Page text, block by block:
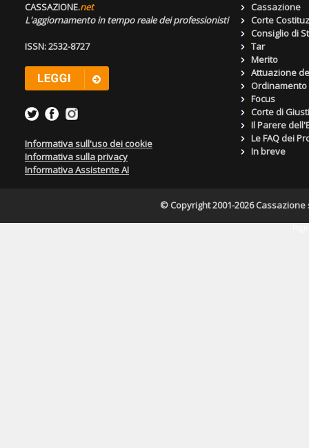
CASSAZIONE.net
L'aggiornamento in tempo reale dei professionisti
ISSN: 2532-8727
Informativa sull'uso dei cookie
Informativa sulla privacy
Informativa Assistente AI
Cassazione
Corte
Consiglio di
Tar
Merito
Attuazione
Focus
Corte di
Il Parere
Le FAQ dei
In breve
© Copyright 2001-2026 Cassazione